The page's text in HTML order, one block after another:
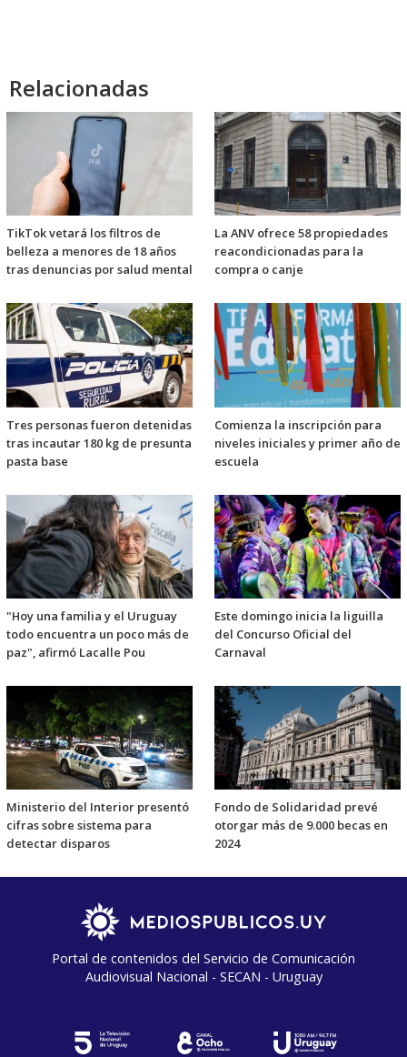
Relacionadas
TikTok vetará los filtros de
belleza a menores de 18 años
tras denuncias por salud mental
La ANV ofrece 58 propiedades
reacondicionadas para la
compra o canje
Tres personas fueron detenidas
tras incautar 180 kg de presunta
pasta base
Comienza la inscripción para
niveles iniciales y primer año de
escuela
"Hoy una familia y el Uruguay
todo encuentra un poco más de
paz", afirmó Lacalle Pou
Este domingo inicia la liguilla
del Concurso Oficial del
Carnaval
Ministerio del Interior presentó
cifras sobre sistema para
detectar disparos
Fondo de Solidaridad prevé
otorgar más de 9.000 becas en
2024
Portal de contenidos del Servicio de Comunicación
Audiovisual Nacional - SECAN - Uruguay